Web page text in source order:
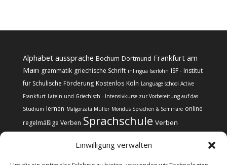
Einwilligung verwalten
Alphabet aussprache Bochum Dortmund Frankfurt am
Main grammatik griechische Schrift inlingua Iserlohn ISF - Institut
für Schulische Förderung Kostenlos Köln Language school Active
Frankfurt Latein und Griechisch - Intensivkurse zur Vorbereitung auf das
Studium lernen Malgorzata Müller Mondus Sprachen & Seminare online
regelmäßige Verben Sprachschule Verben